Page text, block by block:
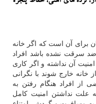
برای آن است که اگر خانه
سرقت نشده باشد افراد
آن نداشته و اگر کاری
خانه خارج شوند با نگرانی
از افراد هنگام رفتن به
علت نداشتن امنیت کامل